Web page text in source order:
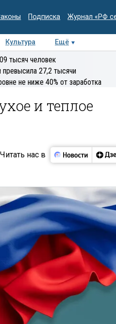
Подписка Журнал «РФ
Культура Ещё
Колумнисты
тысяч человек
27,2 тысячи
не ниже 40% от заработка
и теплое
Читать нас в